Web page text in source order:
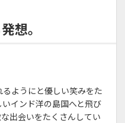
想。
ようにと優しい笑みをた
インド洋の島国へと飛び
出会いをたくさんしてい